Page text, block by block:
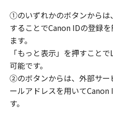
①のいずれかのボタンからは
することでCanon IDの登録
ます。
「もっと表示」を押すこと
可能です。
②のボタンからは、外部サー
ールアドレスを用いて
す。